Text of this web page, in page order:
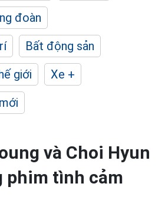
đoàn
Bất động sản
giới
Xe +
và Choi Hyun
phim tình cảm